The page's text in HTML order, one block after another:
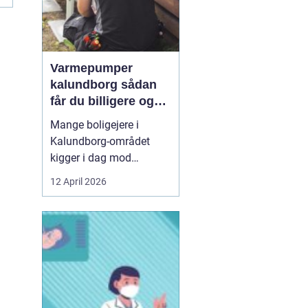
Varmepumper
kalundborg sådan
får du billigere og
mere bæredygtig
varme
Mange boligejere i
Kalundborg-området
kigger i dag mod
varmepumper som en
vej til lavere
behageligt indeklima.
Priserne på energi
svinger, kravene til CO2-
reduktion stiger, og
gamle elradiatorer, olie-
12 April 2026